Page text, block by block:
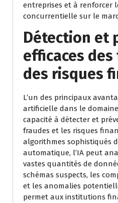
entreprises et à renforcer
concurrentielle sur le
Détection et
efficaces
des risques
L’un des principaux
artificielle dans le
capacité à détecter et
fraudes et les risques
algorithmes sophistiqués
automatique, l’IA peut
vastes quantités de
schémas suspects, les
et les anomalies
permet aux institutions